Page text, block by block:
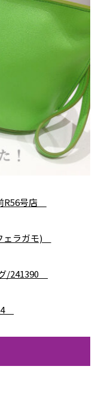
R56号店
ェラガモ)
/241390